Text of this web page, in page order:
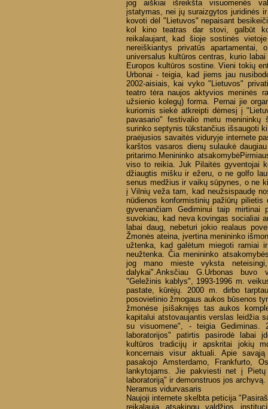
jog aiškiai išreikšta visuomenės
įstatymas, nei jų suraizgytos juridinės
kovoti dėl "Lietuvos" nepaisant
kol kino teatras dar stovi, galbūt
reikalaujant, kad šioje sostinės
nereiškiantys privatūs
universalus kultūros centras, kurio
Europos kultūros sostine. Vieni tokių
Urbonai - teigia, kad jiems jau
2002-aisiais, kai vyko "Lietuvos"
teatro tėra naujos aktyvios meninės
užsienio kolegų) forma. Pernai jie
kuriomis siekė atkreipti dėmesį į
pavasario" festivalio metu menininkų
surinko septynis tūkstančius išsaugoti
praėjusios savaitės viduryje internete
karštos vasaros dienų sulaukė
pritarimo.Menininko
viso to reikia. Juk Pilaitės gyventojai
džiaugtis mišku ir ežeru, o ne golfo
senus medžius ir vaikų sūpynes, o ne
į Vilnių veža tam, kad neužsispaudę
nūdienos konformistinių pažiūrų
gyvenančiam Gediminui taip mirtinai
suvokiau, kad neva kovingas socialiai
labai daug, nebeturi jokio realaus
Žmonės ateina, įvertina menininko
užtenka, kad galėtum miegoti ramiai
neužtenka. Čia menininko
jog mano mieste vyksta
dalykai".Anksčiau G.Urbonas
"Geležinis kablys", 1993-1996 m.
pastate, kūrėjų. 2000 m. dirbo
posovietinio žmogaus aukos būsenos
žmonėse įsišaknijęs tas aukos
kapitalui atstovaujantis verslas leidžia
su visuomene", - teigia Gediminas.
laboratorijos" patirtis pasirodė labai
kultūros tradicijų ir apskritai jokių
koncernais visur aktuali. Apie
pasakojo Amsterdamo, Frankfurto,
lankytojams. Jie pakviesti net į
laboratoriją" ir demonstruos jos archyvą.
Neramus vidurvasaris
Naujoji internete skelbta peticija
reikalauja atsakingų valdžios